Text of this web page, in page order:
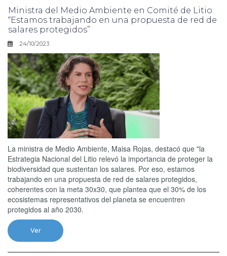
Ministra del Medio Ambiente en Comité de Litio:
“Estamos trabajando en una propuesta de red de
salares protegidos”
24/10/2023
La ministra de Medio Ambiente, Maisa Rojas, destacó que "la
Estrategia Nacional del Litio relevó la importancia de proteger la
biodiversidad que sustentan los salares. Por eso, estamos
trabajando en una propuesta de red de salares protegidos,
coherentes con la meta 30x30, que plantea que el 30% de los
ecosistemas representativos del planeta se encuentren
protegidos al año 2030.
Ver